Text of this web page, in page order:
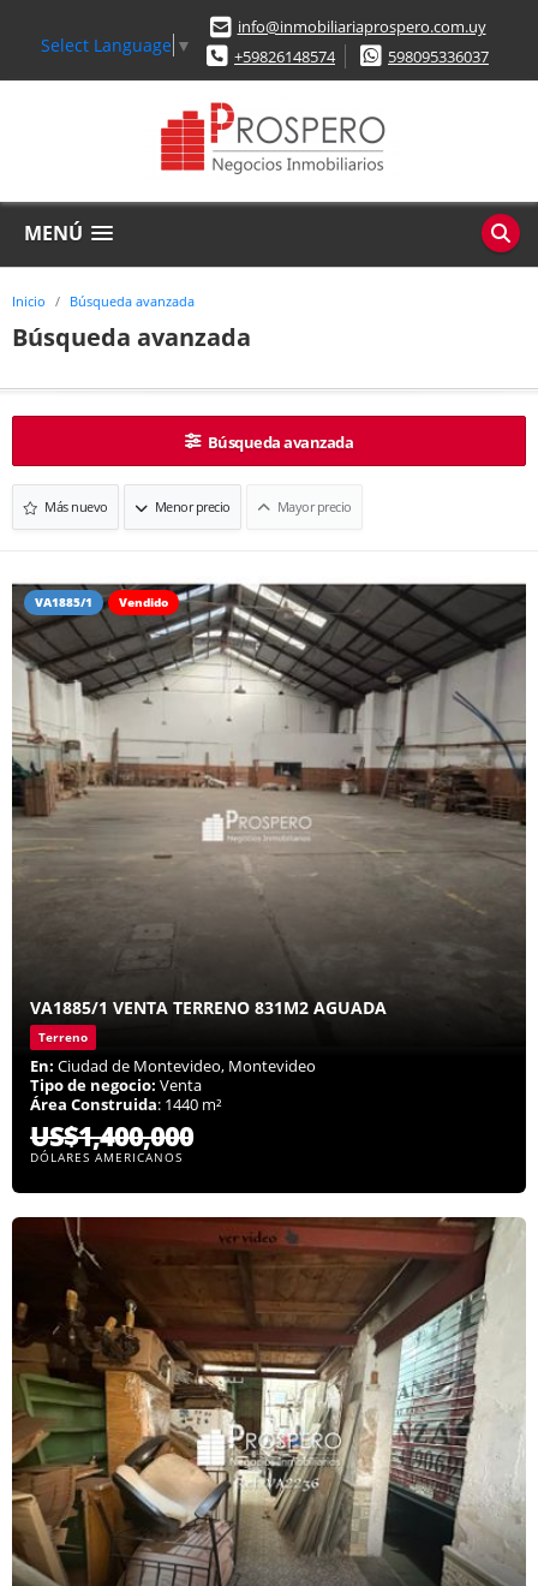
Select Language ▼
info@inmobiliariaprospero.com.uy
+59826148574
598095336037
MENÚ
Inicio Búsqueda avanzada
Búsqueda avanzada
Búsqueda avanzada
Más nuevo Menor precio Mayor precio
VA1885/1 Vendido
VA1885/1 VENTA TERRENO 831M2 AGUADA
Terreno
En: Ciudad de Montevideo, Montevideo
Tipo de negocio: Venta
Área Construida: 1440 m²
US$1,400,000
DÓLARES AMERICANOS